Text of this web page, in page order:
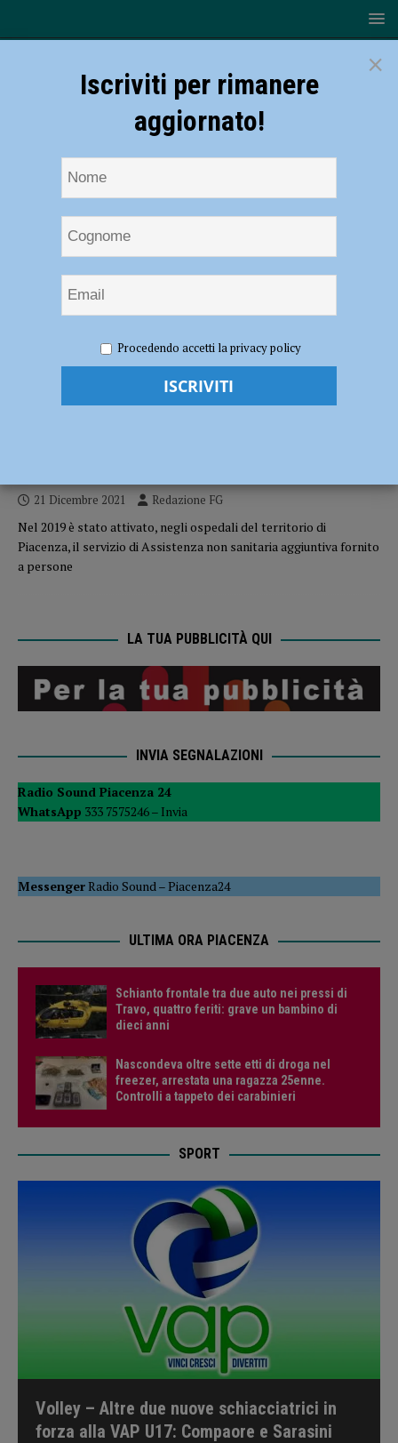
Assistenza non sanitaria aggiuntiva
21 Dicembre 2021 Redazione FG
Nel 2019 è stato attivato, negli ospedali del territorio di
Piacenza, il servizio di Assistenza non sanitaria aggiuntiva fornito
a persone
LA TUA PUBBLICITÀ QUI
INVIA SEGNALAZIONI
Radio Sound Piacenza 24
WhatsApp 333 7575246 – Invia
MessengerRadio Sound –Piacenza24
ULTIMA ORA PIACENZA
Schianto frontale tra due auto nei pressi di
Travo, quattro feriti: grave un bambino di
dieci anni
Nascondeva oltre sette etti di droga nel
freezer, arrestata una ragazza 25enne.
Controlli a tappeto dei carabinieri
SPORT
Volley – Altre due nuove schiacciatrici in
forza alla VAP U17: Compaore e Sarasini
×
Iscriviti per rimanere
aggiornato!
Procedendo accetti la privacy policy